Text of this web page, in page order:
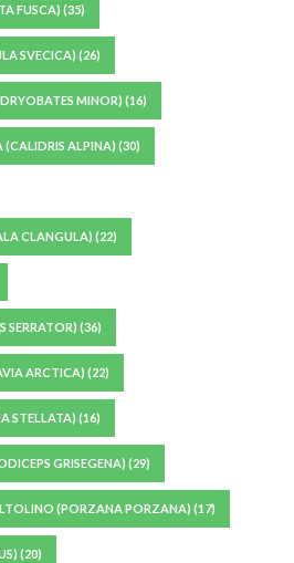
FUSCA) (35)
SVECICA) (26)
MINOR) (16)
(CALIDRIS ALPINA) (30)
CLANGULA) (22)
SERRATOR) (36)
ARCTICA) (22)
STELLATA) (16)
GRISEGENA) (29)
(PORZANA PORZANA) (17)
(20)